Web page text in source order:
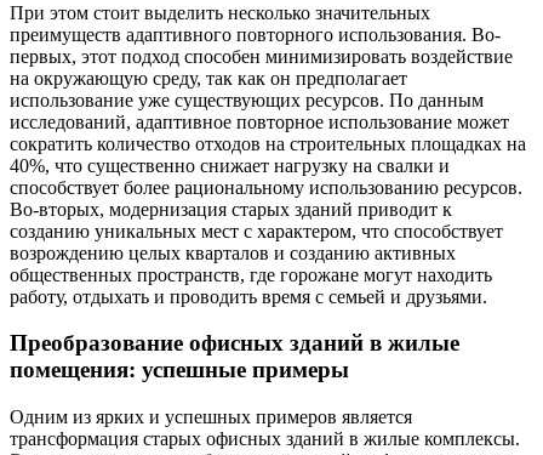
При этом стоит выделить несколько значительных
преимуществ адаптивного повторного использования. Во-
первых, этот подход способен минимизировать воздействие
на окружающую среду, так как он предполагает
использование уже существующих ресурсов. По данным
исследований, адаптивное повторное использование может
сократить количество отходов на строительных площадках на
40%, что существенно снижает нагрузку на свалки и
способствует более рациональному использованию ресурсов.
Во-вторых, модернизация старых зданий приводит к
созданию уникальных мест с характером, что способствует
возрождению целых кварталов и созданию активных
общественных пространств, где горожане могут находить
работу, отдыхать и проводить время с семьей и друзьями.
Преобразование офисных зданий в жилые
помещения: успешные примеры
Одним из ярких и успешных примеров является
трансформация старых офисных зданий в жилые комплексы.